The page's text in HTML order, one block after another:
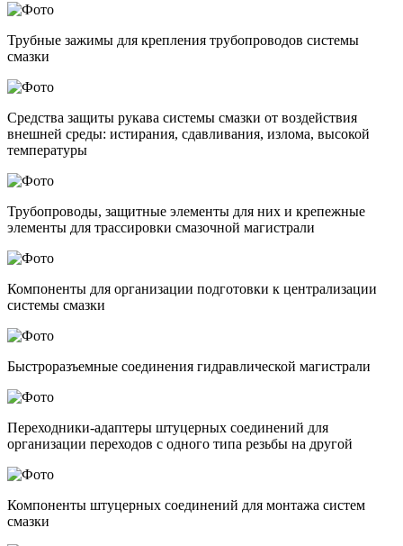
Трубные зажимы для крепления трубопроводов системы
смазки
Средства защиты рукава системы смазки от воздействия
внешней среды: истирания, сдавливания, излома, высокой
температуры
Трубопроводы, защитные элементы для них и крепежные
элементы для трассировки смазочной магистрали
Компоненты для организации подготовки к централизации
системы смазки
Быстроразъемные соединения гидравлической магистрали
Переходники-адаптеры штуцерных соединений для
организации переходов с одного типа резьбы на другой
Компоненты штуцерных соединений для монтажа систем
смазки